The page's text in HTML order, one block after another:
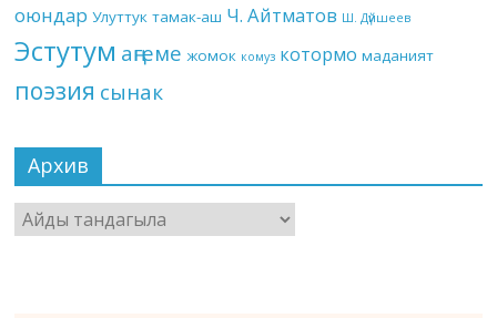
оюндар Улуттук тамак-аш Ч. Айтматов Ш. Дүйшеев
Эстутум аңгеме жомок комуз котормо маданият
поэзия сынак
Архив
Архив